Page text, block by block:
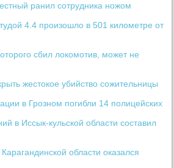
ранил сотрудника ножом
4.4 произошло в 501 километре от
сбил локомотив, может не
жестокое убийство сожительницы
в Грозном погибли 14 полицейских
в Иссык-кульской области составил
области оказался